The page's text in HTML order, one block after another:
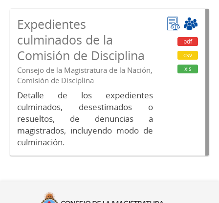
Expedientes
culminados de la
Comisión de Disciplina
Consejo de la Magistratura de la Nación,
Comisión de Disciplina
Detalle de los expedientes
culminados, desestimados o
resueltos, de denuncias a
magistrados, incluyendo modo de
culminación.
pdf
csv
xls